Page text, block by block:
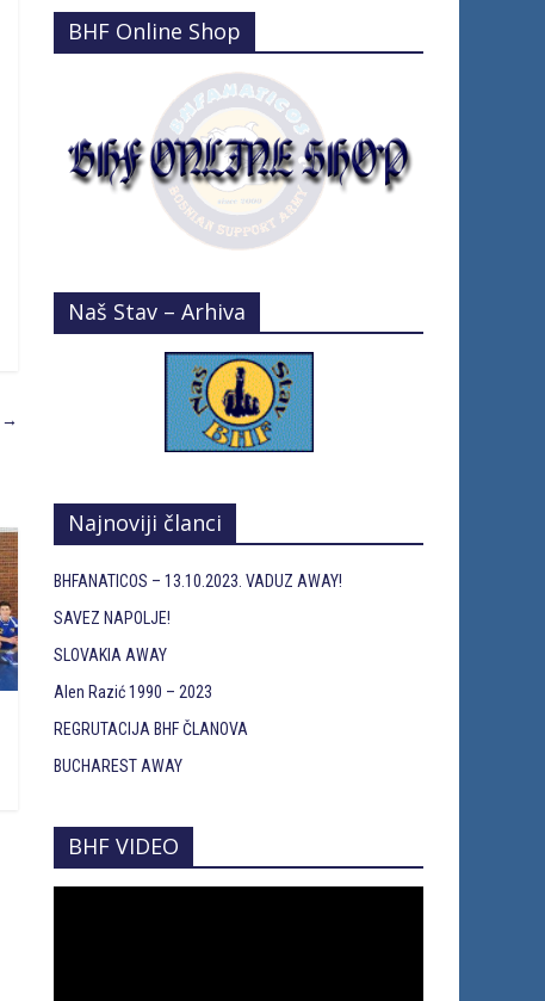
→
BHF Online Shop
Naš Stav – Arhiva
Najnoviji članci
BHFANATICOS – 13.10.2023. VADUZ AWAY!
SAVEZ NAPOLJE!
SLOVAKIA AWAY
Alen Razić 1990 – 2023
REGRUTACIJA BHF ČLANOVA
BUCHAREST AWAY
BHF VIDEO